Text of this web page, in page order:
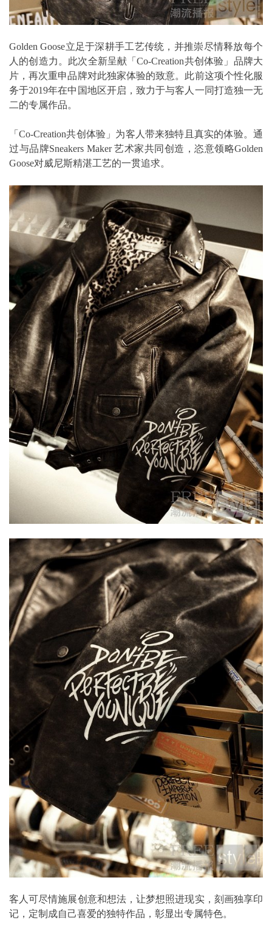
Golden Goose立足于深耕手工艺传统，并推崇尽情释放每个
人的创造力。此次全新呈献「Co-Creation共创体验」品牌大
片，再次重申品牌对此独家体验的致意。此前这项个性化服
务于2019年在中国地区开启，致力于与客人一同打造独一无
二的专属作品。
「Co-Creation共创体验」为客人带来独特且真实的体验。通
过与品牌Sneakers Maker 艺术家共同创造，恣意领略Golden
Goose对威尼斯精湛工艺的一贯追求。
客人可尽情施展创意和想法，让梦想照进现实，刻画独享印
记，定制成自己喜爱的独特作品，彰显出专属特色。